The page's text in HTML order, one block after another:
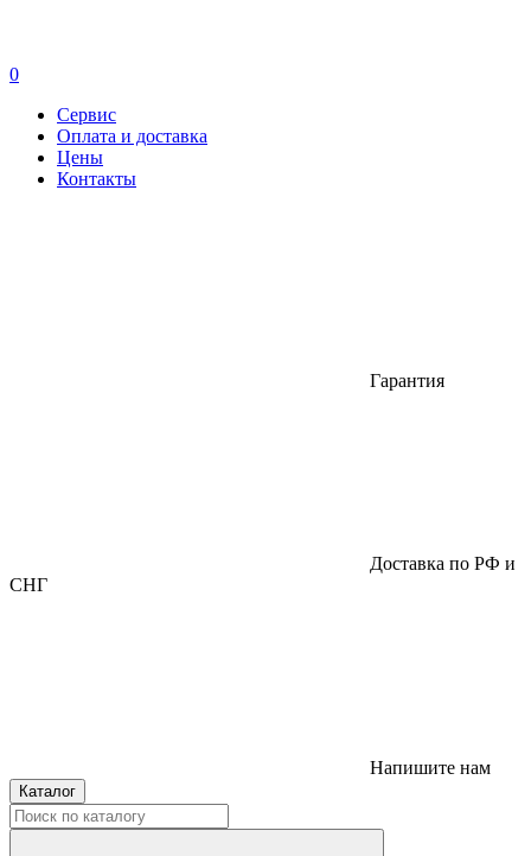
0
Сервис
Оплата и доставка
Цены
Контакты
Гарантия
Доставка по РФ и
СНГ
Напишите нам
Каталог